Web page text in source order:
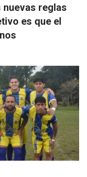
nuevas reglas
es que el